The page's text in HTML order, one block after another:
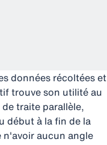
données récoltées et
trouve son utilité au
traite parallèle,
début à la fin de la
n'avoir aucun angle